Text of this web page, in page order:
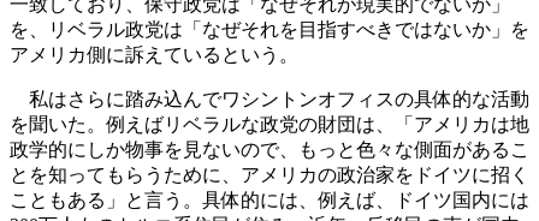
を、リベラル政党は「なぜそれを目指すべきではないか」を
アメリカ側に訴えているという。
私はさらに踏み込んでワシントンオフィスの具体的な活動
を聞いた。例えばリベラルな政党の財団は、「アメリカは地
政学的にしか物事を見ないので、もっと色々な側面があるこ
とを知ってもらうために、アメリカの政治家をドイツに招く
こともある」と言う。具体的には、例えば、ドイツ国内には